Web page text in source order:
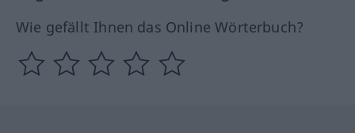
Wie gefällt Ihnen das Online Wörterbuch?